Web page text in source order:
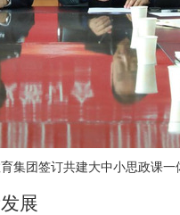
集团签订共建大中小思政课一
展